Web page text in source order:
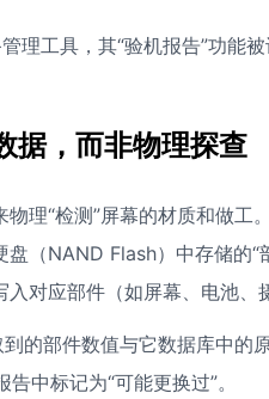
理工具，其“验机报告”功能
据，而非物理探查
理“检测”屏幕的材质和做
（NAND Flash）中存储的
对应部件（如屏幕、电池、
的部件数值与它数据库中
中标记为“可能更换过”。